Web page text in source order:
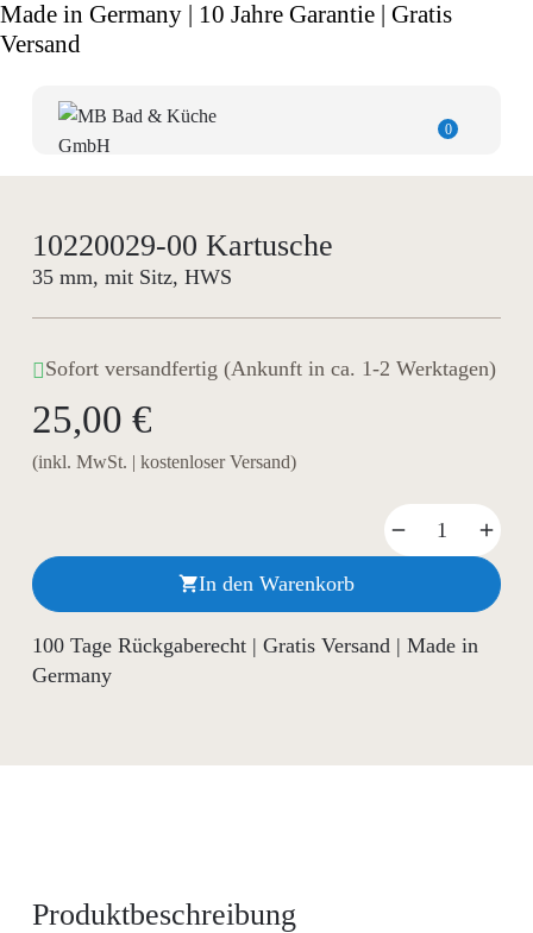
Made in Germany | 10 Jahre Garantie | Gratis
Versand
0
10220029-00 Kartusche
35 mm, mit Sitz, HWS
Sofort versandfertig (Ankunft in ca. 1-2 Werktagen)
25,00 €
(inkl. MwSt. | kostenloser Versand)
In den Warenkorb
100 Tage Rückgaberecht | Gratis Versand | Made in
Germany
Produktbeschreibung